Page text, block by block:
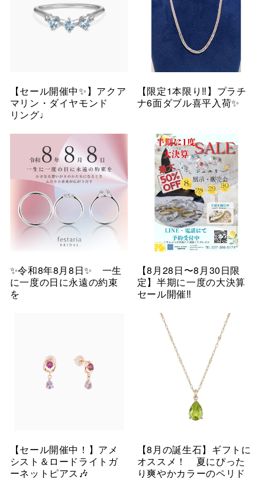
【セール開催中✨】アクア
マリン・ダイヤモンド
リング♩
【限定1本限り‼︎】プラチ
ナ6面ダブル喜平入荷✨
✨令和8年8月8日✨ 一生
に一度の日に永遠の約束
を
【8月28日〜8月30日限
定】半期に一度の大決算
セール開催‼︎
【セール開催中！】アメ
シスト＆ロードライトガ
ーネットピアス🎶
【8月の誕生石】ギフトに
オススメ！ 夏にぴった
り爽やかカラーのペリド